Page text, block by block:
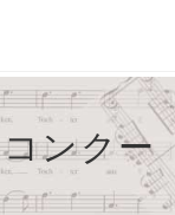
ンクー